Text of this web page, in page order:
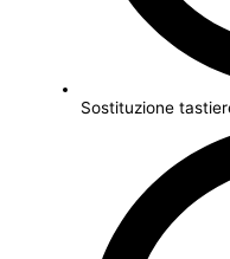
Sostituzione